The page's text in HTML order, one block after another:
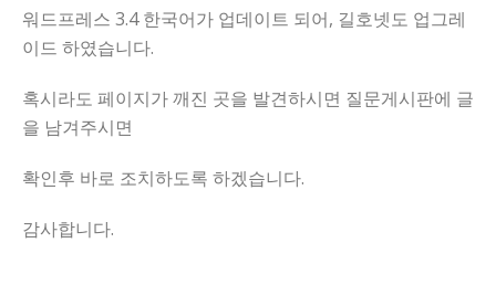
워드프레스 3.4 한국어가 업데이트 되어, 길호넷도 업그레
이드 하였습니다.
혹시라도 페이지가 깨진 곳을 발견하시면 질문게시판에 글
을 남겨주시면
확인후 바로 조치하도록 하겠습니다.
감사합니다.